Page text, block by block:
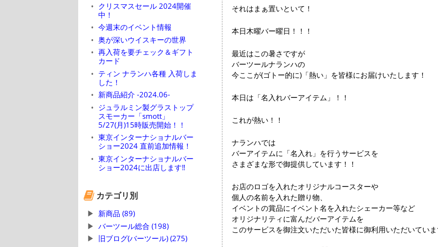
クリスマスセール 2024開催
中！
今週末のイベント情報
奥が深いウイスキーの世界
再入荷を要チェック＆ギフト
カード
ティン ナランハ各種 入荷しま
した！
新商品紹介 -2024.06-
ジュラルミン製グラストップ
スモーカー「smott」
5/27(月)15時販売開始！！
東京インターナショナルバー
ショー2024 直前追加情報！
東京インターナショナルバー
ショー2024に出店します‼
カテゴリ別
新商品 (89)
バーツール総合 (198)
旧ブログ(バーツール) (275)
それはまぁ置いといて！
本日木曜バー曜日！！！
最近はこの暑さですが
バーツールナランハの
今ここが(ゴトー的に)「熱い」を皆様にお届けいたします！
本日は「名入れバーアイテム」！！
これが熱い！！
ナランハでは
バーアイテムに「名入れ」を行うサービスを
さまざまな形で御提供しています！！
お店のロゴを入れたオリジナルコースターや
個人の名前を入れた贈り物、
イベントの賞品にイベント名を入れたシェーカー等など
オリジナリティに富んだバーアイテムを
このサービスを御注文いただいた皆様に御利用いただいてい